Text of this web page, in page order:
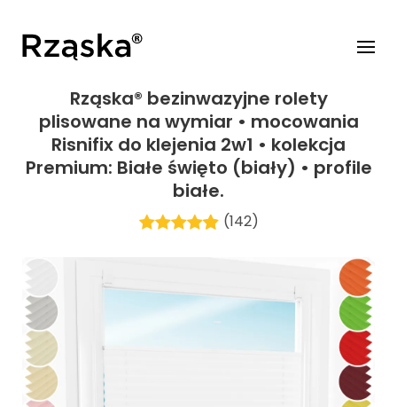
Rząska® bezinwazyjne rolety
plisowane na wymiar • mocowania
Risnifix do klejenia 2w1 • kolekcja
Premium: Białe święto (biały) • profile
białe.
(142)